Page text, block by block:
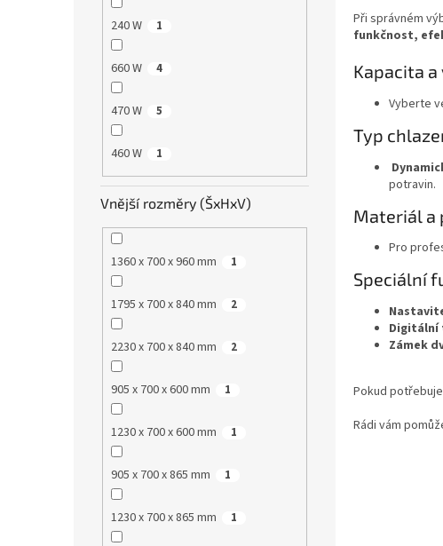
240 W 1
660 W 4
470 W 5
460 W 1
Vnější rozměry (ŠxHxV)
1360 x 700 x 960 mm 1
1795 x 700 x 840 mm 2
2230 x 700 x 840 mm 2
905 x 700 x 600 mm 1
1230 x 700 x 600 mm 1
905 x 700 x 865 mm 1
1230 x 700 x 865 mm 1
Při správném
funkčnost,
Kapacita
Vyberte
Typ
potravin.
Materiál a
Pro
Speciální
Zámek
Pokud
Rádi vám